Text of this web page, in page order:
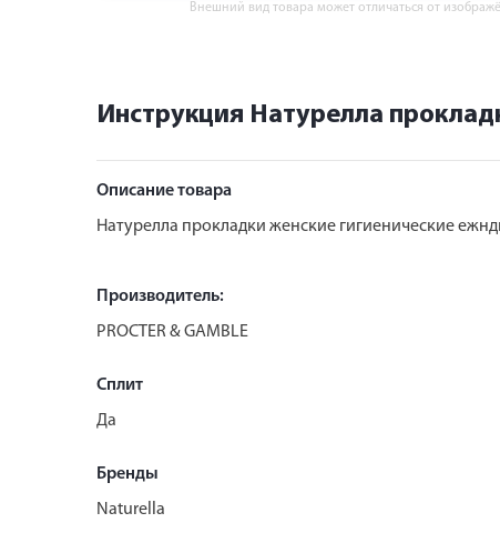
Внешний вид товара может отличаться от
Инструкция Натурелла
Описание товара
Натурелла прокладки женские гигиенические
Производитель:
PROCTER & GAMBLE
Сплит
Да
Бренды
Naturella